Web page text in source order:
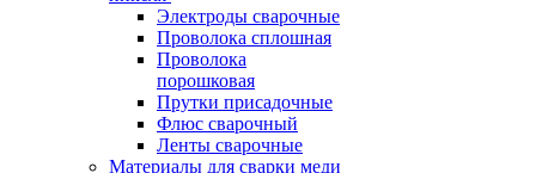
Электроды сварочные
Проволока сплошная
Проволока
порошковая
Прутки присадочные
Флюс сварочный
Ленты сварочные
Материалы для сварки меди